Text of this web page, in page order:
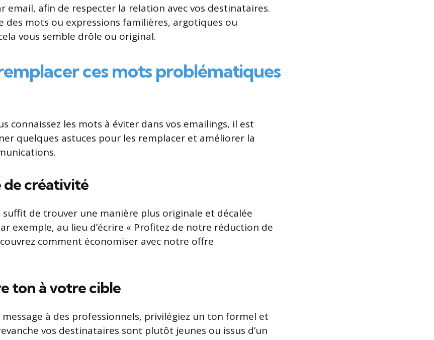
email, afin de respecter la relation avec vos destinataires.
des mots ou expressions familières, argotiques ou
vous semble drôle ou original.
ces mots problématiques
connaissez les mots à éviter dans vos emailings, il est
quelques astuces pour les remplacer et améliorer la
de créativité
suffit de trouver une manière plus originale et décalée
exemple, au lieu d’écrire « Profitez de notre réduction de
comment économiser avec notre offre
ton à votre cible
message à des professionnels, privilégiez un ton formel et
vos destinataires sont plutôt jeunes ou issus d’un